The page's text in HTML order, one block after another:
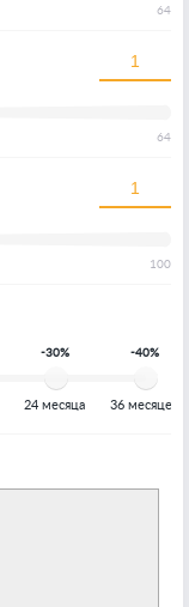
64
64
100
24 месяца
-30%
36 месяцев
-40%